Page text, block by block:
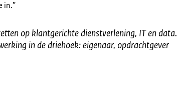
in.”
op klantgerichte dienstverlening, IT en data.
in de driehoek: eigenaar, opdrachtgever